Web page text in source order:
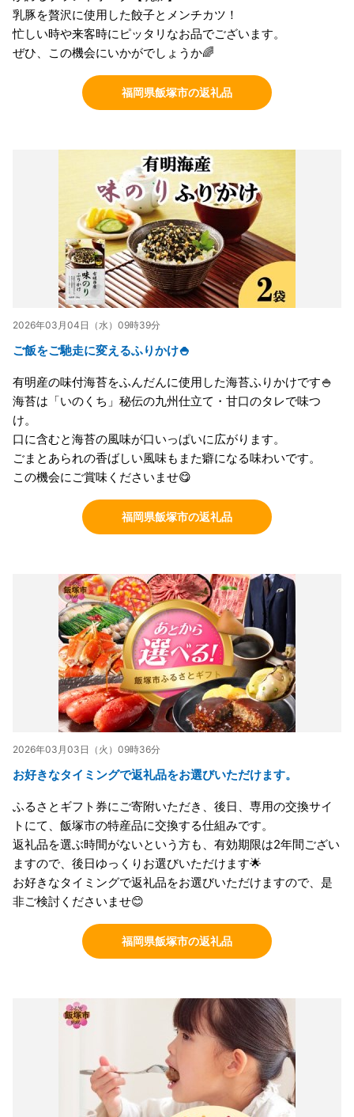
乳豚を贅沢に使用した餃子とメンチカツ！
忙しい時や来客時にピッタリなお品でございます。
ぜひ、この機会にいかがでしょうか🌈
福岡県飯塚市の返礼品
2026年03月04日（水）09時39分
ご飯をご馳走に変えるふりかけ🍚
有明産の味付海苔をふんだんに使用した海苔ふりかけです🍚
海苔は「いのくち」秘伝の九州仕立て・甘口のタレで味つ
け。
口に含むと海苔の風味が口いっぱいに広がります。
ごまとあられの香ばしい風味もまた癖になる味わいです。
この機会にご賞味くださいませ😋
福岡県飯塚市の返礼品
2026年03月03日（火）09時36分
お好きなタイミングで返礼品をお選びいただけます。
ふるさとギフト券にご寄附いただき、後日、専用の交換サイ
トにて、飯塚市の特産品に交換する仕組みです。
返礼品を選ぶ時間がないという方も、有効期限は2年間ござい
ますので、後日ゆっくりお選びいただけます🌟
お好きなタイミングで返礼品をお選びいただけますので、是
非ご検討くださいませ😊
福岡県飯塚市の返礼品